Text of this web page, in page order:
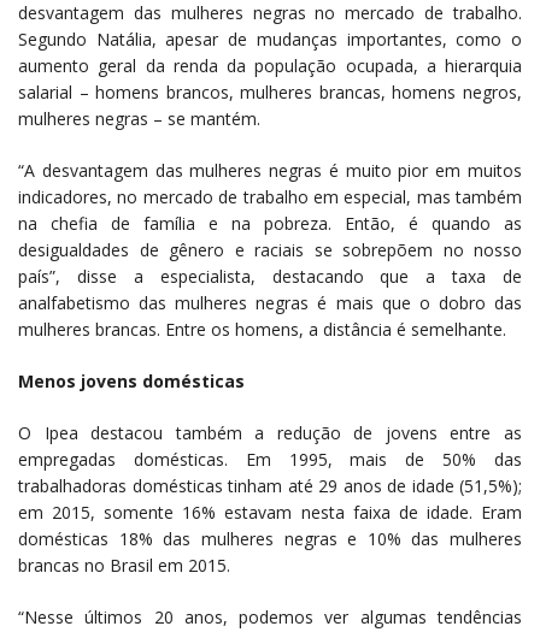
desvantagem das mulheres negras no mercado de trabalho.
Segundo Natália, apesar de mudanças importantes, como o
aumento geral da renda da população ocupada, a hierarquia
salarial – homens brancos, mulheres brancas, homens negros,
mulheres negras – se mantém.
“A desvantagem das mulheres negras é muito pior em muitos
indicadores, no mercado de trabalho em especial, mas também
na chefia de família e na pobreza. Então, é quando as
desigualdades de gênero e raciais se sobrepõem no nosso
país”, disse a especialista, destacando que a taxa de
analfabetismo das mulheres negras é mais que o dobro das
mulheres brancas. Entre os homens, a distância é semelhante.
Menos jovens domésticas
O Ipea destacou também a redução de jovens entre as
empregadas domésticas. Em 1995, mais de 50% das
trabalhadoras domésticas tinham até 29 anos de idade (51,5%);
em 2015, somente 16% estavam nesta faixa de idade. Eram
domésticas 18% das mulheres negras e 10% das mulheres
brancas no Brasil em 2015.
“Nesse últimos 20 anos, podemos ver algumas tendências